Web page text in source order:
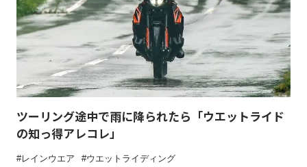
ツーリング途中で雨に降られたら「ウエットライド
の知っ得アレコレ」
レインウエア ウエットライディング